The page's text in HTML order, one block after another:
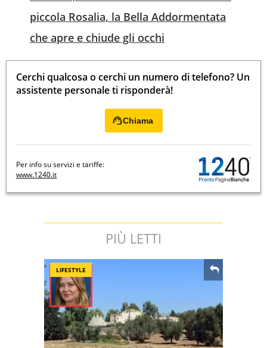
piccola Rosalia, la Bella Addormentata
che apre e chiude gli occhi
Cerchi qualcosa o cerchi un numero di telefono? Un
assistente personale ti risponderà!
Chiama
Per info su servizi e tariffe:
www.1240.it
PIÙ LETTI
LIFESTYLE